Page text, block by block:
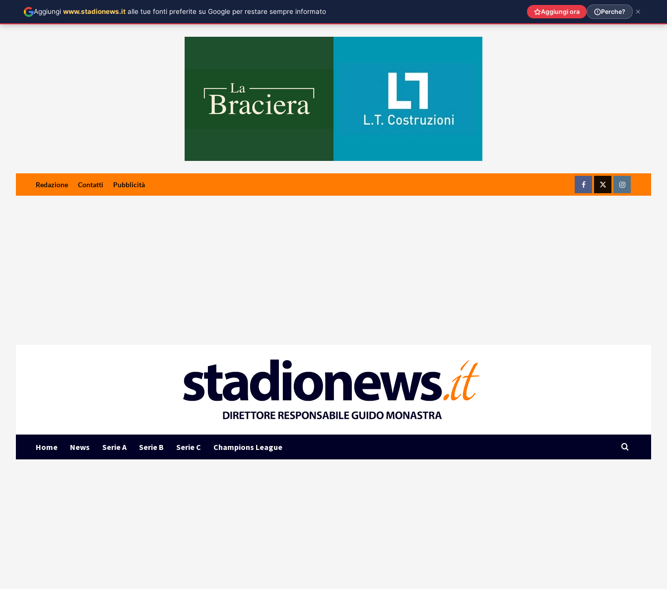
Redazione Contatti Pubblicità
FacebookTwitterInstagram
Home News Serie A Serie B Serie C Champions League
Aggiungi www.stadionews.it alle tue fonti preferite su Google per restare sempre informato Aggiungi ora Perche?